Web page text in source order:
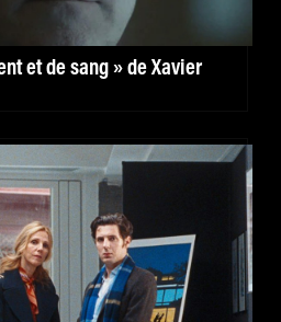
et de sang » de Xavier